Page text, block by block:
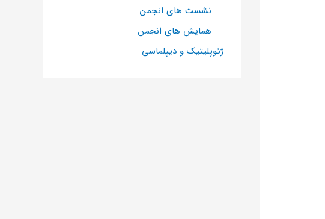
نشست های انجمن
همایش های انجمن
ژئوپلیتیک و دیپلماسی